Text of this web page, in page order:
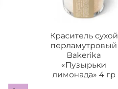
Краситель сухой
перламутровый
Bakerika
«Пузырьки
лимонада» 4 гр